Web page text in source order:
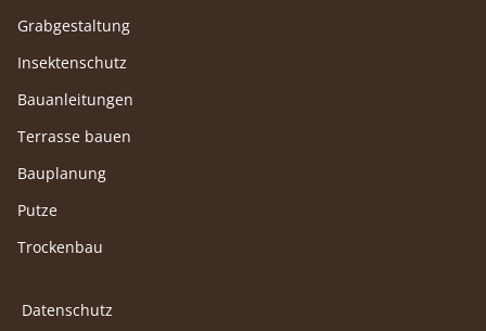
Grabgestaltung
Insektenschutz
Bauanleitungen
Terrasse bauen
Bauplanung
Putze
Trockenbau
Datenschutz